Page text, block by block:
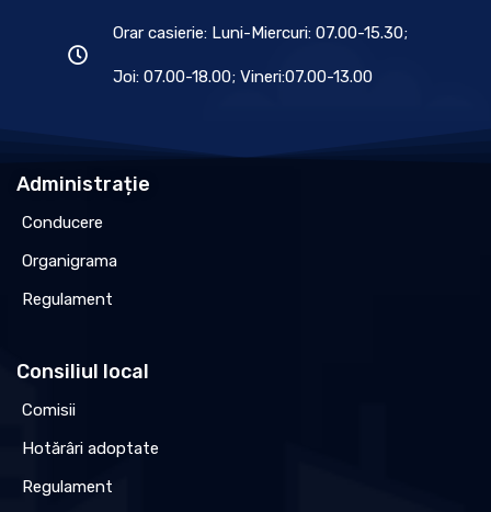
Orar casierie: Luni-Miercuri: 07.00-15.30;
Joi: 07.00-18.00; Vineri:07.00-13.00
Administrație
Conducere
Organigrama
Regulament
Consiliul local
Comisii
Hotărâri adoptate
Regulament